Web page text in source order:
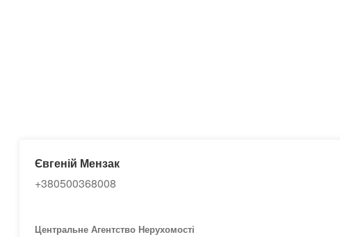
Євгеній Мензак
+380500368008
Центральне Агентство Нерухомості